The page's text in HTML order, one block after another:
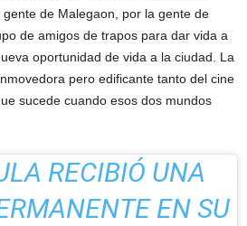
de Malegaon, por la gente de
de amigos de trapos para dar vida a
oportunidad de vida a la ciudad. La
pero edificante tanto del cine
sucede cuando esos dos mundos
RECIBIÓ UNA
EN SU